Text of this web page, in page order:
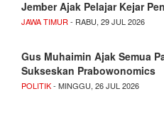
Jember Ajak Pelajar Kejar
JAWA TIMUR - RABU, 29 JUL 2026
Gus Muhaimin Ajak Semua
Sukseskan Prabowonomics
POLITIK- MINGGU, 26 JUL 2026